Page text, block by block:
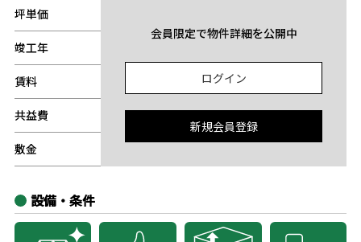
坪単価
竣工年
賃料
共益費
敷金
会員限定で物件詳細を公開中
ログイン
新規会員登録
設備・条件